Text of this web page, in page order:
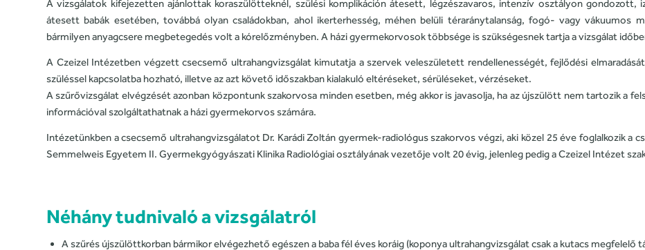
A vizsgálatok kifejezetten ajánlottak koraszülötteknél, szülési komplikáción átesett, légzészavaros, intenzív osztályon
átesett babák esetében, továbbá olyan családokban, ahol ikerterhesség, méhen belüli téraránytalanság, fogó- vagy vákuumos
bármilyen anyagcsere megbetegedés volt a kórelőzményben. A házi gyermekorvosok többsége is szükségesnek tartja a vizsgálat
A Czeizel Intézetben végzett csecsemő ultrahangvizsgálat kimutatja a szervek veleszületett rendellenességét, fejlődési
szüléssel kapcsolatba hozható, illetve az azt követő időszakban kialakuló eltéréseket, sérüléseket, vérzéseket.
A szűrővizsgálat elvégzését azonban központunk szakorvosa minden esetben, még akkor is javasolja, ha az újszülött nem tartozik a
információval szolgáltathatnak a házi gyermekorvos számára.
Intézetünkben a csecsemő ultrahangvizsgálatot Dr. Karádi Zoltán gyermek-radiológus szakorvos végzi, aki közel 25 éve foglalkozik a
Semmelweis Egyetem II. Gyermekgyógyászati Klinika Radiológiai osztályának vezetője volt 20 évig, jelenleg pedig a Czeizel Intézet
Néhány tudnivaló a vizsgálatról
A szűrés újszülöttkorban bármikor elvégezhető egészen a baba fél éves koráig (koponya ultrahangvizsgálat csak a kutacs megfelelő